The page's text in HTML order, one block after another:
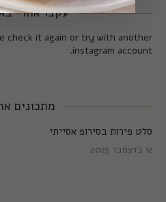
עקבו אחרי
check it again or try with another
instagram account.
מתכונים
סלט פירות בסירופ אסייתי
12 בדצמבר 2025